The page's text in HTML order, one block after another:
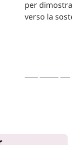
per
verso la